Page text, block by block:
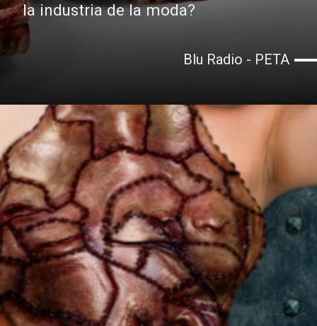
la industria de la moda?
Blu Radio - PETA